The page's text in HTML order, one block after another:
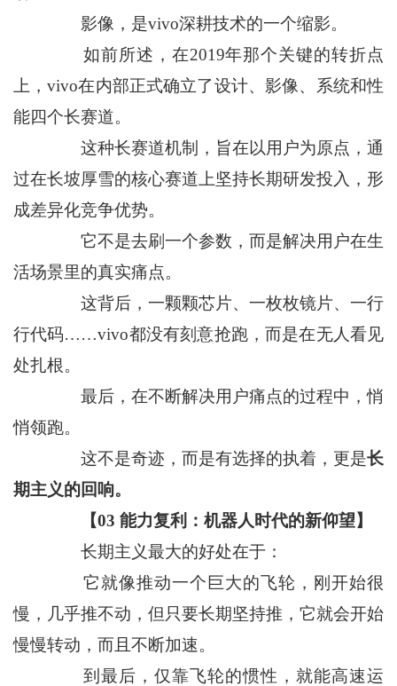
影像，是vivo深耕技术的一个缩影。
如前所述，在2019年那个关键的转折点
上，vivo在内部正式确立了设计、影像、系统和性
能四个长赛道。
这种长赛道机制，旨在以用户为原点，通
过在长坡厚雪的核心赛道上坚持长期研发投入，形
成差异化竞争优势。
它不是去刷一个参数，而是解决用户在生
活场景里的真实痛点。
这背后，一颗颗芯片、一枚枚镜片、一行
行代码……vivo都没有刻意抢跑，而是在无人看见
处扎根。
最后，在不断解决用户痛点的过程中，悄
悄领跑。
这不是奇迹，而是有选择的执着，更是长
期主义的回响。
【03 能力复利：机器人时代的新仰望】
长期主义最大的好处在于：
它就像推动一个巨大的飞轮，刚开始很
慢，几乎推不动，但只要长期坚持推，它就会开始
慢慢转动，而且不断加速。
到最后，仅靠飞轮的惯性，就能高速运